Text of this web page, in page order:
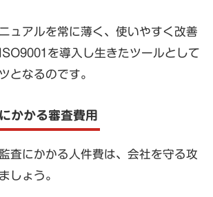
ュアルを常に薄く、使いやすく改善
を導入し生きたツールとして
となるのです。
かかる審査費用
査にかかる人件費は、会社を守る攻
しょう。